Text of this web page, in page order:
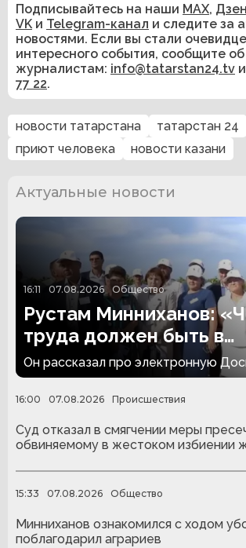
Подписывайтесь на наши MAX, Дзен
VK и Telegram-канал и следите за
новостями. Если вы стали
интересного события, сообщите
журналистам: info@tatarstan24.tv
77 22.
новости татарстана
татарстан 24
приют человека
новости казани
Актуальные новости
16:11 07.08.2026 Общество
Рустам Минниханов:
труда должен быть в
авторитете»
Он рассказал про электронную
16:00 07.08.2026 Происшествия
Суд отказал в смягчении меры
обвиняемому в жестоком избиении
15:33 07.08.2026 Общество
Минниханов ознакомился с ходом
поблагодарил аграриев